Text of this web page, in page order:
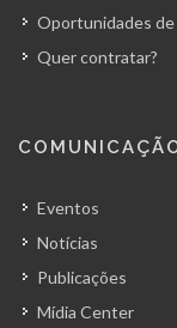
Oportunidades de
Quer contratar?
Eventos
Notícias
Publicações
Mídia Center